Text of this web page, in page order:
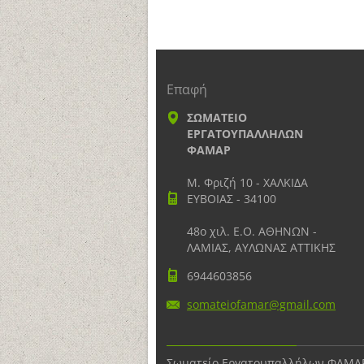
Επαφή
ΣΩΜΑΤΕΙΟ
ΕΡΓΑΤΟΥΠΑΛΛΗΛΩΝ
ΦΑΜΑΡ
Μ. Φριζή 10 - ΧΑΛΚΙΔΑ
ΕΥΒΟΙΑΣ - 34100
48ο χιλ. Ε.Ο. ΑΘΗΝΩΝ -
ΛΑΜΙΑΣ, ΑΥΛΩΝΑΣ ΑΤΤΙΚΗΣ
6944603856
somateiofamar@gmail.com